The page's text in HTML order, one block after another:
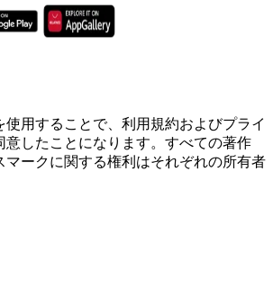
使用することで、利用規約およびプライ
意したことになります。すべての著作
マークに関する権利はそれぞれの所有者